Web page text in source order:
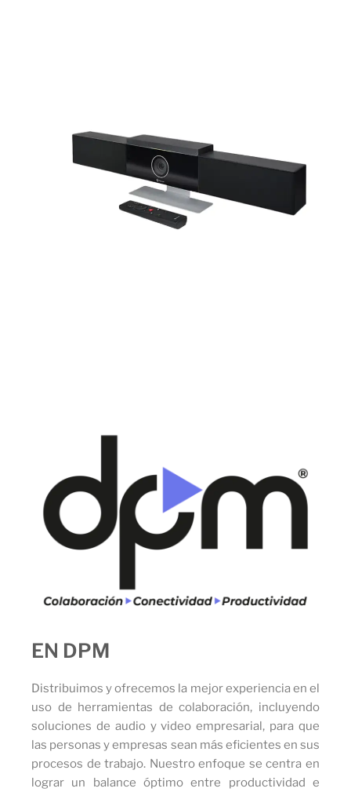
EN DPM
Distribuimos y ofrecemos la mejor experiencia en el
uso de herramientas de colaboración, incluyendo
soluciones de audio y video empresarial, para que
las personas y empresas sean más eficientes en sus
procesos de trabajo. Nuestro enfoque se centra en
lograr un balance óptimo entre productividad e